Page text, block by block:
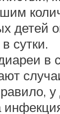
детей
сутки.
в
у